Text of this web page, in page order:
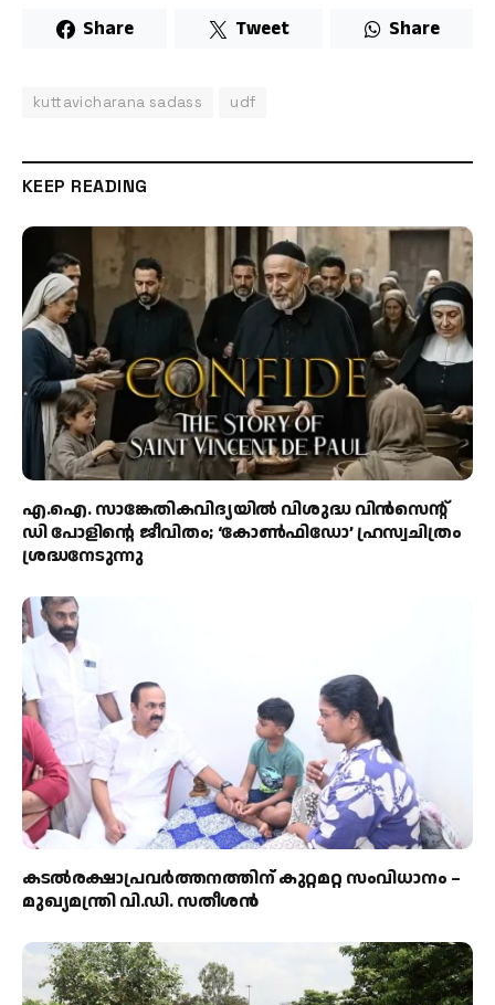
Share Tweet Share
kuttavicharana sadass udf
KEEP READING
എ.ഐ. സാങ്കേതികവിദ്യയിൽ വിശുദ്ധ വിൻസെന്റ്
ഡി പോളിന്റെ ജീവിതം; ‘കോൺഫിഡോ’ ഹ്രസ്വചിത്രം
ശ്രദ്ധനേടുന്നു
കടല്‍രക്ഷാപ്രവര്‍ത്തനത്തിന് കുറ്റമറ്റ സംവിധാനം –
മുഖ്യമന്ത്രി വി.ഡി. സതീശന്‍